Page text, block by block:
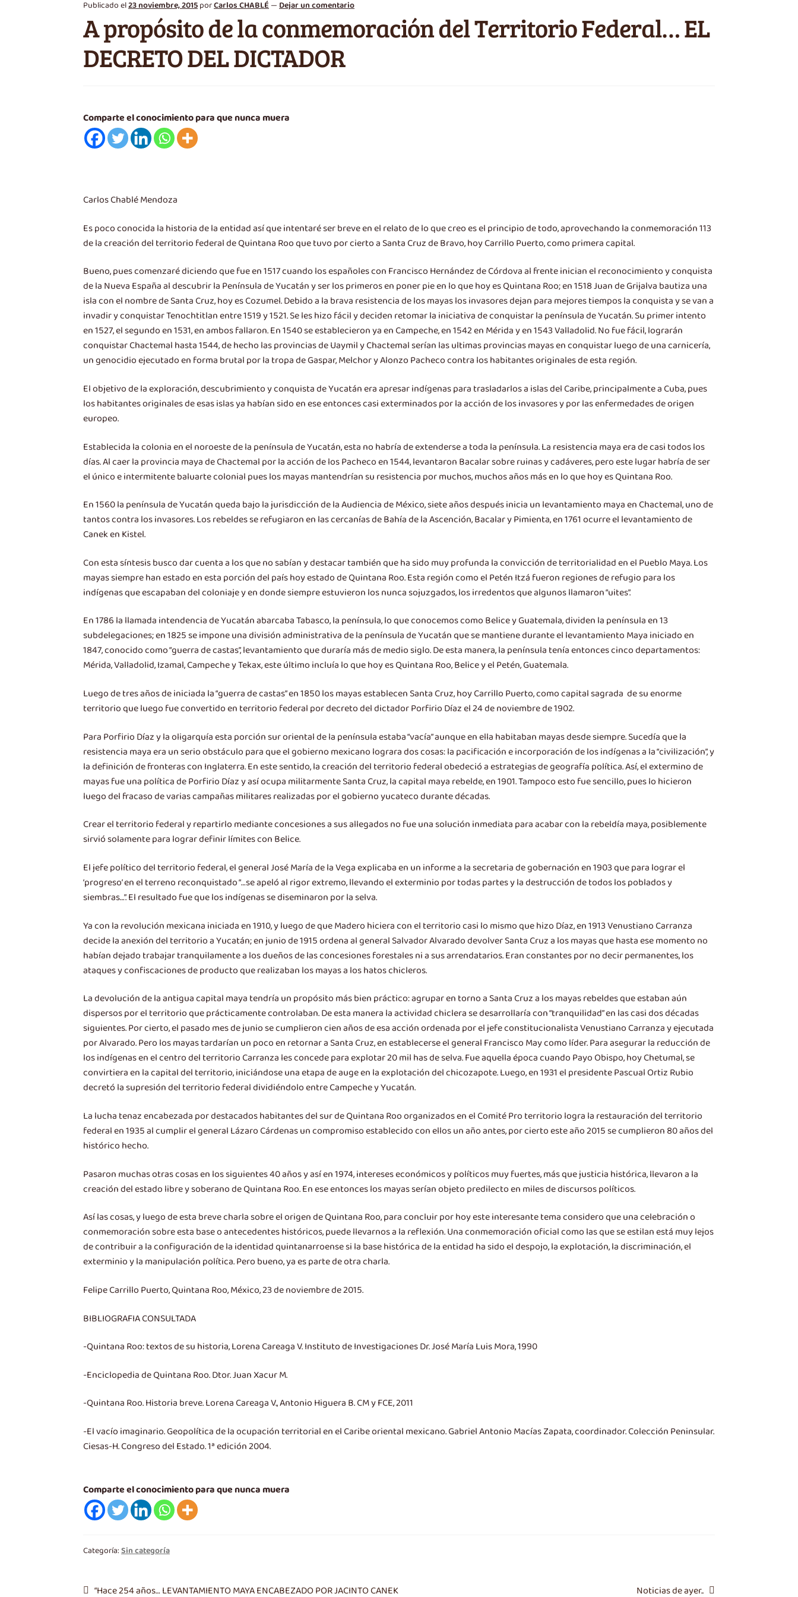
Publicado el23 noviembre, 2015porCarlos CHABLÉ—Dejar un comentario
A propósito de la conmemoración del Territorio Federal… EL
DECRETO DEL DICTADOR
Comparte el conocimiento para que nunca muera
Carlos Chablé Mendoza
Es poco conocida la historia de la entidad así que intentaré ser breve en el relato de lo que creo es el principio de todo, aprovechando la conmemoración 113
de la creación del territorio federal de Quintana Roo que tuvo por cierto a Santa Cruz de Bravo, hoy Carrillo Puerto, como primera capital.
Bueno, pues comenzaré diciendo que fue en 1517 cuando los españoles con Francisco Hernández de Córdova al frente inician el reconocimiento y conquista
de la Nueva España al descubrir la Península de Yucatán y ser los primeros en poner pie en lo que hoy es Quintana Roo; en 1518 Juan de Grijalva bautiza una
isla con el nombre de Santa Cruz, hoy es Cozumel. Debido a la brava resistencia de los mayas los invasores dejan para mejores tiempos la conquista y se van a
invadir y conquistar Tenochtitlan entre 1519 y 1521. Se les hizo fácil y deciden retomar la iniciativa de conquistar la península de Yucatán. Su primer intento
en 1527, el segundo en 1531, en ambos fallaron. En 1540 se establecieron ya en Campeche, en 1542 en Mérida y en 1543 Valladolid. No fue fácil, lograrán
conquistar Chactemal hasta 1544, de hecho las provincias de Uaymil y Chactemal serían las ultimas provincias mayas en conquistar luego de una carnicería,
un genocidio ejecutado en forma brutal por la tropa de Gaspar, Melchor y Alonzo Pacheco contra los habitantes originales de esta región.
El objetivo de la exploración, descubrimiento y conquista de Yucatán era apresar indígenas para trasladarlos a islas del Caribe, principalmente a Cuba, pues
los habitantes originales de esas islas ya habían sido en ese entonces casi exterminados por la acción de los invasores y por las enfermedades de origen
europeo.
Establecida la colonia en el noroeste de la península de Yucatán, esta no habría de extenderse a toda la península. La resistencia maya era de casi todos los
días. Al caer la provincia maya de Chactemal por la acción de los Pacheco en 1544, levantaron Bacalar sobre ruinas y cadáveres, pero este lugar habría de ser
el único e intermitente baluarte colonial pues los mayas mantendrían su resistencia por muchos, muchos años más en lo que hoy es Quintana Roo.
En 1560 la península de Yucatán queda bajo la jurisdicción de la Audiencia de México, siete años después inicia un levantamiento maya en Chactemal, uno de
tantos contra los invasores. Los rebeldes se refugiaron en las cercanías de Bahía de la Ascención, Bacalar y Pimienta, en 1761 ocurre el levantamiento de
Canek en Kistel.
Con esta síntesis busco dar cuenta a los que no sabían y destacar también que ha sido muy profunda la convicción de territorialidad en el Pueblo Maya. Los
mayas siempre han estado en esta porción del país hoy estado de Quintana Roo. Esta región como el Petén Itzá fueron regiones de refugio para los
indígenas que escapaban del coloniaje y en donde siempre estuvieron los nunca sojuzgados, los irredentos que algunos llamaron “uites”.
En 1786 la llamada intendencia de Yucatán abarcaba Tabasco, la península, lo que conocemos como Belice y Guatemala, dividen la península en 13
subdelegaciones; en 1825 se impone una división administrativa de la península de Yucatán que se mantiene durante el levantamiento Maya iniciado en
1847, conocido como “guerra de castas”, levantamiento que duraría más de medio siglo. De esta manera, la península tenía entonces cinco departamentos:
Mérida, Valladolid, Izamal, Campeche y Tekax, este último incluía lo que hoy es Quintana Roo, Belice y el Petén, Guatemala.
Luego de tres años de iniciada la “guerra de castas” en 1850 los mayas establecen Santa Cruz, hoy Carrillo Puerto, como capital sagrada de su enorme
territorio que luego fue convertido en territorio federal por decreto del dictador Porfirio Díaz el 24 de noviembre de 1902.
Para Porfirio Díaz y la oligarquía esta porción sur oriental de la península estaba “vacía” aunque en ella habitaban mayas desde siempre. Sucedía que la
resistencia maya era un serio obstáculo para que el gobierno mexicano lograra dos cosas: la pacificación e incorporación de los indígenas a la “civilización”, y
la definición de fronteras con Inglaterra. En este sentido, la creación del territorio federal obedeció a estrategias de geografía política. Así, el extermino de
mayas fue una política de Porfirio Díaz y así ocupa militarmente Santa Cruz, la capital maya rebelde, en 1901. Tampoco esto fue sencillo, pues lo hicieron
luego del fracaso de varias campañas militares realizadas por el gobierno yucateco durante décadas.
Crear el territorio federal y repartirlo mediante concesiones a sus allegados no fue una solución inmediata para acabar con la rebeldía maya, posiblemente
sirvió solamente para lograr definir límites con Belice.
El jefe político del territorio federal, el general José María de la Vega explicaba en un informe a la secretaria de gobernación en 1903 que para lograr el
‘progreso’ en el terreno reconquistado “…se apeló al rigor extremo, llevando el exterminio por todas partes y la destrucción de todos los poblados y
siembras…”. El resultado fue que los indígenas se diseminaron por la selva.
Ya con la revolución mexicana iniciada en 1910, y luego de que Madero hiciera con el territorio casi lo mismo que hizo Díaz, en 1913 Venustiano Carranza
decide la anexión del territorio a Yucatán; en junio de 1915 ordena al general Salvador Alvarado devolver Santa Cruz a los mayas que hasta ese momento no
habían dejado trabajar tranquilamente a los dueños de las concesiones forestales ni a sus arrendatarios. Eran constantes por no decir permanentes, los
ataques y confiscaciones de producto que realizaban los mayas a los hatos chicleros.
La devolución de la antigua capital maya tendría un propósito más bien práctico: agrupar en torno a Santa Cruz a los mayas rebeldes que estaban aún
dispersos por el territorio que prácticamente controlaban. De esta manera la actividad chiclera se desarrollaría con “tranquilidad” en las casi dos décadas
siguientes. Por cierto, el pasado mes de junio se cumplieron cien años de esa acción ordenada por el jefe constitucionalista Venustiano Carranza y ejecutada
por Alvarado. Pero los mayas tardarían un poco en retornar a Santa Cruz, en establecerse el general Francisco May como líder. Para asegurar la reducción de
los indígenas en el centro del territorio Carranza les concede para explotar 20 mil has de selva. Fue aquella época cuando Payo Obispo, hoy Chetumal, se
convirtiera en la capital del territorio, iniciándose una etapa de auge en la explotación del chicozapote. Luego, en 1931 el presidente Pascual Ortiz Rubio
decretó la supresión del territorio federal dividiéndolo entre Campeche y Yucatán.
La lucha tenaz encabezada por destacados habitantes del sur de Quintana Roo organizados en el Comité Pro territorio logra la restauración del territorio
federal en 1935 al cumplir el general Lázaro Cárdenas un compromiso establecido con ellos un año antes, por cierto este año 2015 se cumplieron 80 años del
histórico hecho.
Pasaron muchas otras cosas en los siguientes 40 años y así en 1974, intereses económicos y políticos muy fuertes, más que justicia histórica, llevaron a la
creación del estado libre y soberano de Quintana Roo. En ese entonces los mayas serían objeto predilecto en miles de discursos políticos.
Así las cosas, y luego de esta breve charla sobre el origen de Quintana Roo, para concluir por hoy este interesante tema considero que una celebración o
conmemoración sobre esta base o antecedentes históricos, puede llevarnos a la reflexión. Una conmemoración oficial como las que se estilan está muy lejos
de contribuir a la configuración de la identidad quintanarroense si la base histórica de la entidad ha sido el despojo, la explotación, la discriminación, el
exterminio y la manipulación política. Pero bueno, ya es parte de otra charla.
Felipe Carrillo Puerto, Quintana Roo, México, 23 de noviembre de 2015.
BIBLIOGRAFIA CONSULTADA
-Quintana Roo: textos de su historia, Lorena Careaga V. Instituto de Investigaciones Dr. José María Luis Mora, 1990
-Enciclopedia de Quintana Roo. Dtor. Juan Xacur M.
-Quintana Roo. Historia breve. Lorena Careaga V., Antonio Higuera B. CM y FCE, 2011
-El vacío imaginario. Geopolítica de la ocupación territorial en el Caribe oriental mexicano. Gabriel Antonio Macías Zapata, coordinador. Colección Peninsular.
Ciesas-H. Congreso del Estado. 1ª edición 2004.
Comparte el conocimiento para que nunca muera
Categoría:Sin categoría
Entrada
“Hace 254 años… LEVANTAMIENTO MAYA ENCABEZADO POR JACINTO CANEK
Siguiente
Noticias de ayer..